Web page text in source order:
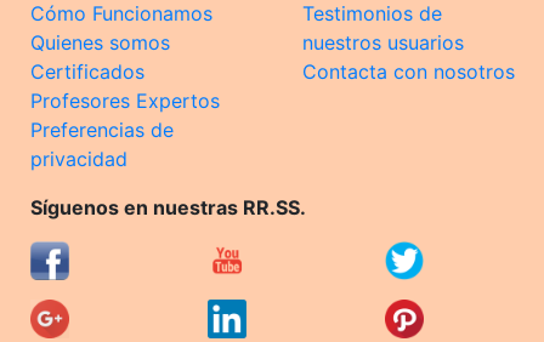
Cómo Funcionamos
Quienes somos
Certificados
Profesores Expertos
Preferencias de
privacidad
Testimonios de
nuestros usuarios
Contacta con nosotros
Síguenos en nuestras RR.SS.